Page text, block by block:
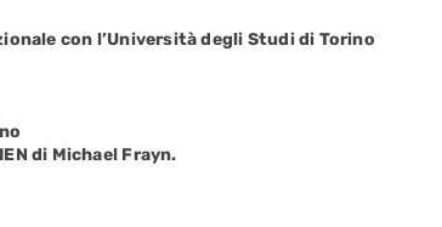
con l’Università degli Studi di Torino
di Michael Frayn.